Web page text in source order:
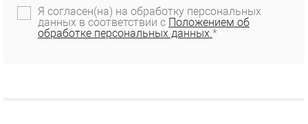
Я согласен(на) на обработку персональных
данных в соответствии с Положением об
обработке персональных данных.*